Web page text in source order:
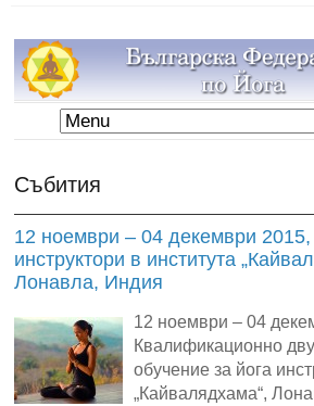
Събития
12 ноември – 04 декември 2015,
инструктори в института
Лонавла, Индия
12 ноември – 04
Квалификационно
обучение за йога
„Кайвалядхама“,